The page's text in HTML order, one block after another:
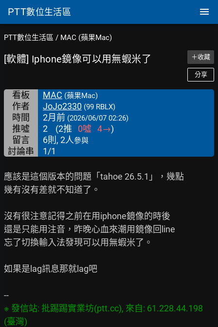
PTT數位生活區
PTT數位生活區 / MAC (蘋果Mac)
[軟體] Iphone鏡像可以用無蝦米了 ＋收藏
分享
看板 MAC (蘋果Mac)
作者 JoJo2330 (99 RBLX)
時間 2月前 (2026/06/07 02:26)
推噓 2 (2推 0噓 4→)
留言
6則, 2人參與
討論串 1/1
應該是這個版本的問題「tahoe 26.5.1」，幾點
幾有沒有差就不知道了。
沒有很注意記得之前在用iphone鏡像的時後
還是只能用注音，昨晚心血來潮用鏡像回line
忘了切換輸入法發現可以用無蝦米了。
如果是lag訊息那就lag吧
※ 發信站: 批踢踢實業坊(ptt.cc), 來自: 61.228.44.198
(臺灣)